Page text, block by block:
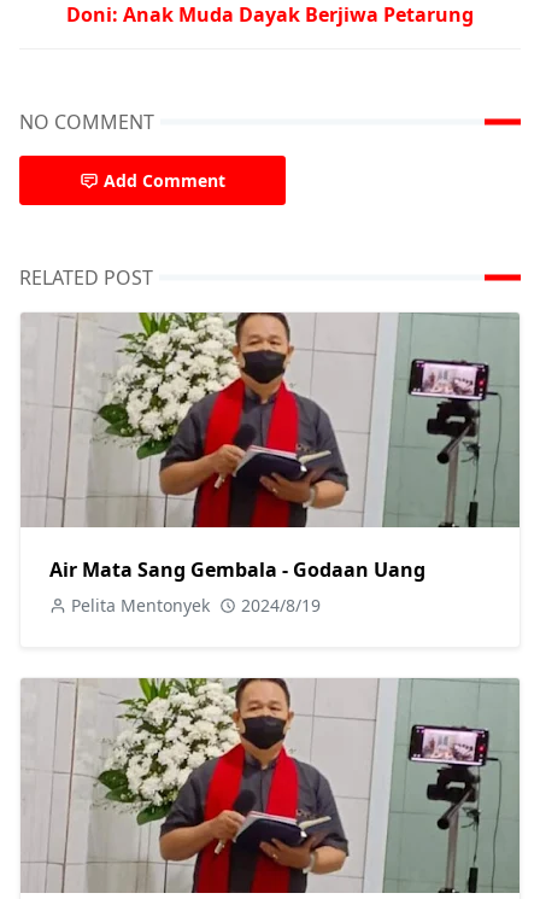
Doni: Anak Muda Dayak Berjiwa Petarung
NO COMMENT
Add Comment
RELATED POST
Air Mata Sang Gembala - Godaan Uang
Pelita Mentonyek 2024/8/19